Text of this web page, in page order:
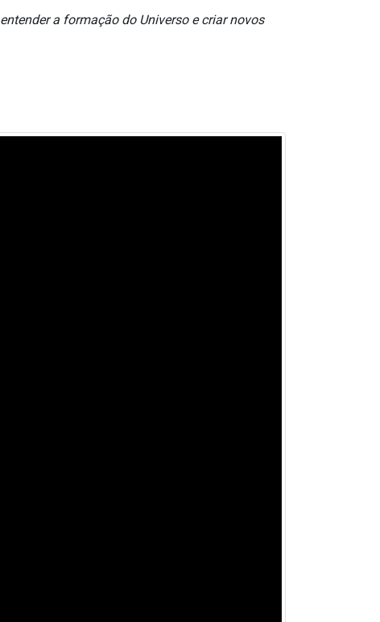
a formação do Universo e criar novos